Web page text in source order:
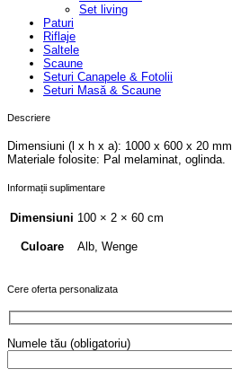
Set living
Paturi
Riflaje
Saltele
Scaune
Seturi Canapele & Fotolii
Seturi Masă & Scaune
Descriere
Dimensiuni (l x h x a): 1000 x 600 x 20 mm
Materiale folosite: Pal melaminat, oglinda.
Informații suplimentare
Dimensiuni 100 × 2 × 60 cm
Culoare Alb, Wenge
Cere oferta personalizata
Numele tău (obligatoriu)